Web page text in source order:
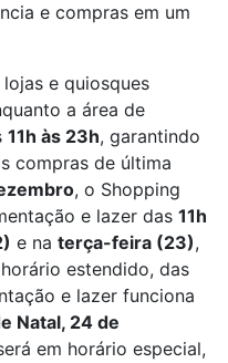
e compras em um
lojas e quiosques
a área de
11h às 23h, garantindo
compras de última
, o Shopping
e lazer das 11h
e na terça-feira (23),
estendido, das
e lazer funciona
Natal, 24 de
em horário especial,